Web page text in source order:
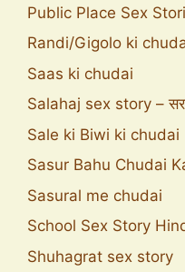
Public Place Sex
Randi/Gigolo ki
Saas ki chudai
Salahaj sex story –
Sale ki Biwi ki chudai
Sasur Bahu Chudai
Sasural me chudai
School Sex Story
Shuhagrat sex story